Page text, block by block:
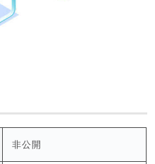
非公開